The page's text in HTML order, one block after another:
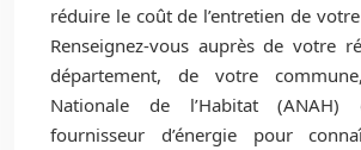
réduire le coût de l’entretien de
Renseignez-vous auprès de votre
département, de votre
Nationale de l’Habitat
fournisseur d’énergie pour